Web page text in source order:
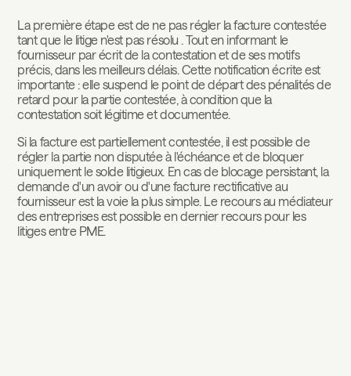
La première étape est de ne pas régler la facture contestée
tant que le litige n'est pas résolu . Tout en informant le
fournisseur par écrit de la contestation et de ses motifs
précis, dans les meilleurs délais. Cette notification écrite est
importante : elle suspend le point de départ des pénalités de
retard pour la partie contestée, à condition que la
contestation soit légitime et documentée.
Si la facture est partiellement contestée, il est possible de
régler la partie non disputée à l'échéance et de bloquer
uniquement le solde litigieux. En cas de blocage persistant, la
demande d'un avoir ou d'une facture rectificative au
fournisseur est la voie la plus simple. Le recours au médiateur
des entreprises est possible en dernier recours pour les
litiges entre PME.